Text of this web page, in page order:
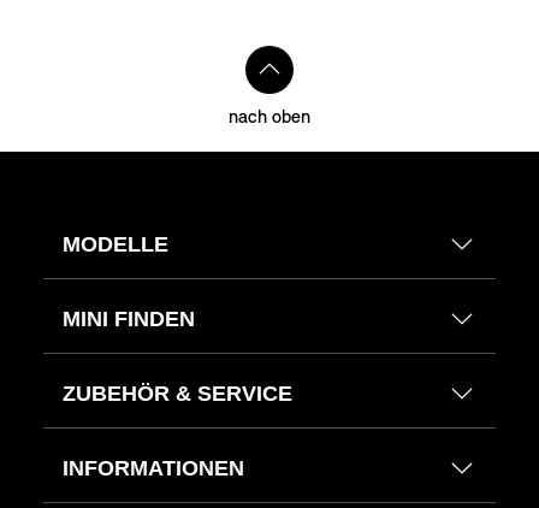
nach oben
MODELLE
MINI FINDEN
ZUBEHÖR & SERVICE
INFORMATIONEN